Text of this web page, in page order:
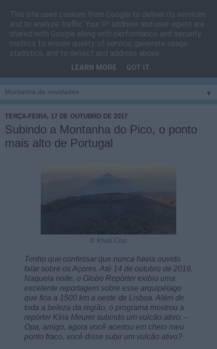
Cais do Pico
Blog sobre um pouco de tudo relacionado com a ilha
vila e ao concelho de São Roque do Pico
▼
TERÇA-FEIRA, 17 DE OUTUBRO DE 2017
Subindo a Montanha do Pico, o ponto
mais alto de Portugal
© Khalil Cruz
Tenho que confessar que nunca havia ouvido
falar sobre os Açores. Até 14 de outubro de 2016.
Naquela noite, o Globo Repórter exibiu uma
excelente reportagem sobre esse arquipélago
que fica a 1500 km a oeste de Lisboa. Além de
toda a beleza da região, o programa mostrou a
repórter Kíria Meurer subindo um vulcão ativo. –
Opa, amigo, agora você acertou em cheio meu
ponto fraco, você disse subir um vulcão ativo?
This site uses cookies from Google to deliver its services
and to analyze traffic. Your IP address and user-agent are
shared with Google along with performance and security
metrics to ensure quality of service, generate usage
statistics, and to detect and address abuse.
LEARN MORE GOT IT